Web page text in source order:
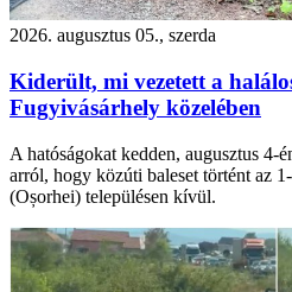
2026. augusztus 05., szerda
Kiderült, mi vezetett a
Fugyivásárhely közelében
A hatóságokat kedden, augusztus 4-
arról, hogy közúti baleset történt az
(Oșorhei) településen kívül.